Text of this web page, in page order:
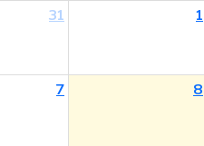
31 1
7 8